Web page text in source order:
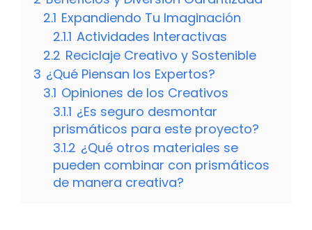
2.1 Expandiendo Tu Imaginación
2.1.1 Actividades Interactivas
2.2 Reciclaje Creativo y Sostenible
3 ¿Qué Piensan los Expertos?
3.1 Opiniones de los Creativos
3.1.1 ¿Es seguro desmontar
prismáticos para este proyecto?
3.1.2 ¿Qué otros materiales se
pueden combinar con prismáticos
de manera creativa?